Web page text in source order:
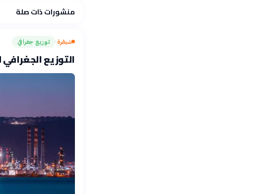
منشورات ذات صلة
شيفرة› توزيع جغرافي
التوزيع الجغرافي